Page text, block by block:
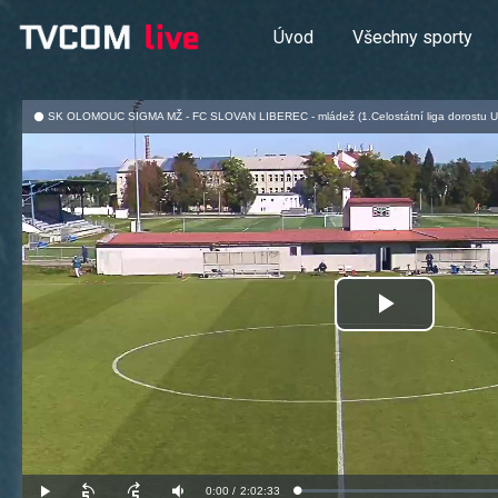
Úvod Všechny sporty
Přehrát
Aktuální
0:00 / Doba
2:02:33 Načteno:
SK OLOMOUC SIGMA MŽ - FC SLOVAN LIBEREC - mládež (1.Celostátní liga dorostu